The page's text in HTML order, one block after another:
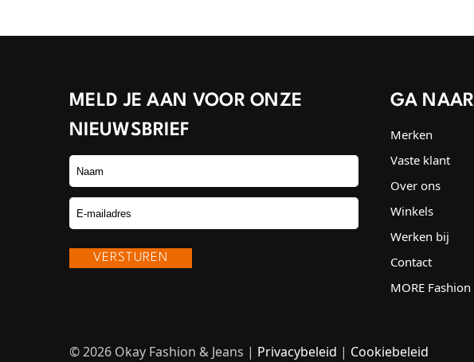
MELD JE AAN VOOR ONZE
NIEUWSBRIEF
GA NAAR
Merken
Vaste klant
Over ons
Winkels
Werken bij
Contact
MORE Fashion
© 2026 Okay Fashion & Jeans | Privacybeleid | Cookiebeleid